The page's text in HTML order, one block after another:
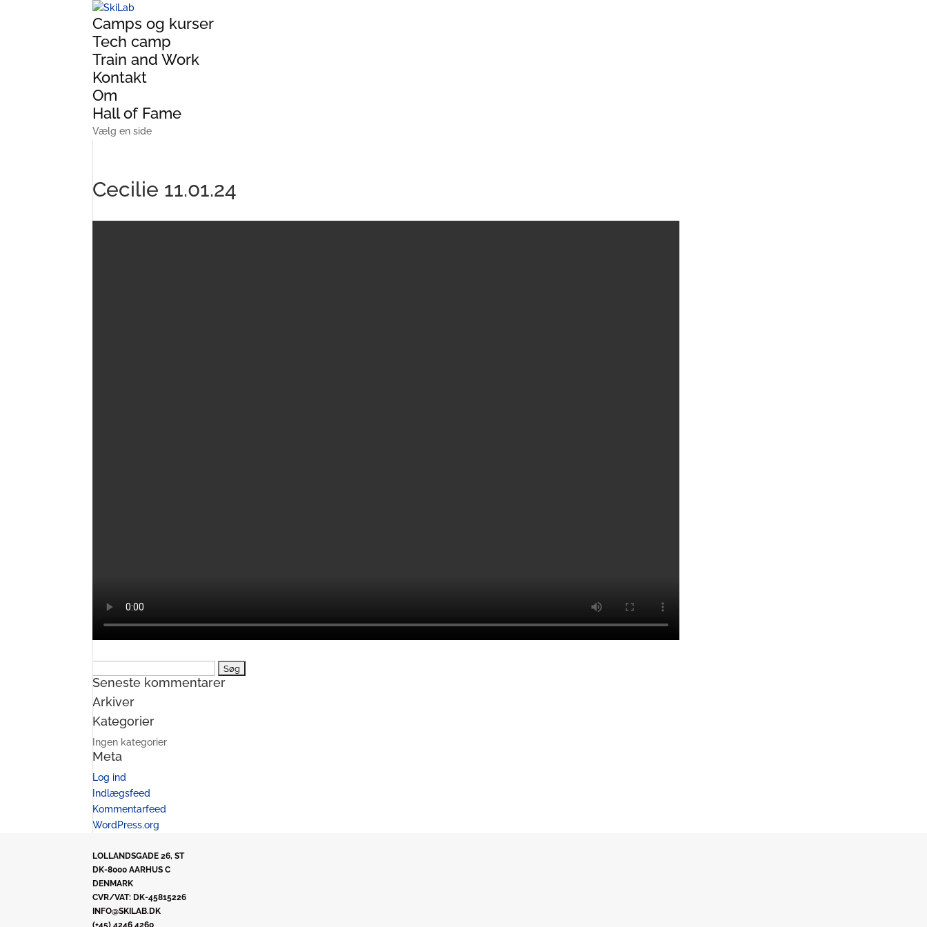
Camps og kurser
Tech camp
Train and Work
Kontakt
Om
Hall of Fame
Vælg en side
Cecilie 11.01.24
efter:
Seneste kommentarer
Arkiver
Kategorier
Ingen kategorier
Meta
Log ind
Indlægsfeed
Kommentarfeed
WordPress.org
LOLLANDSGADE 26, ST
DK-8000 AARHUS C
DENMARK
CVR/VAT: DK-45815226
INFO@SKILAB.DK
(+45) 4246 4260